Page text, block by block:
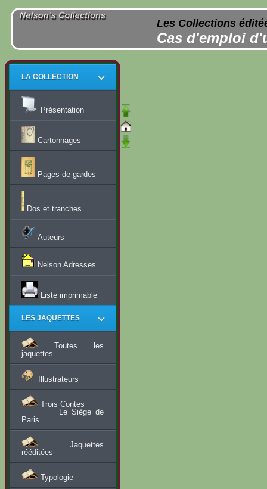
Les Collections
Cas d'emploi
LA COLLECTION
Présentation
Cartonnages
Pages de gardes
Dos et tranches
Auteurs
Nelson Adresses
Liste imprimable
LES JAQUETTES
Toutes les
jaquettes
Illustrateurs
Trois Contes
Le Siège de
Paris
Jaquettes
rééditées
Typologie